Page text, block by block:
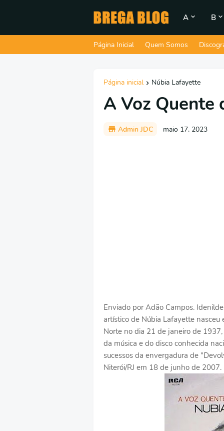
A B
Página Inicial Quem Somos
Página inicial Núbia Lafayette
A Voz Quente
Admin JDC maio 17, 2023
Enviado por Adão Campos.
artístico de Núbia Lafayette
Norte no dia 21 de janeiro de
da música e do disco conhecida
sucessos da envergadura de
Niterói/RJ em 18 de junho de 2007.